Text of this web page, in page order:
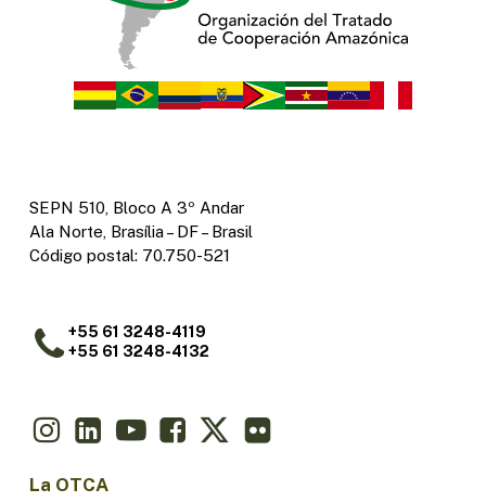
SEPN 510, Bloco A 3º Andar
Ala Norte, Brasília – DF – Brasil
Código postal: 70.750-521
+55 61 3248-4119
+55 61 3248-4132
La OTCA